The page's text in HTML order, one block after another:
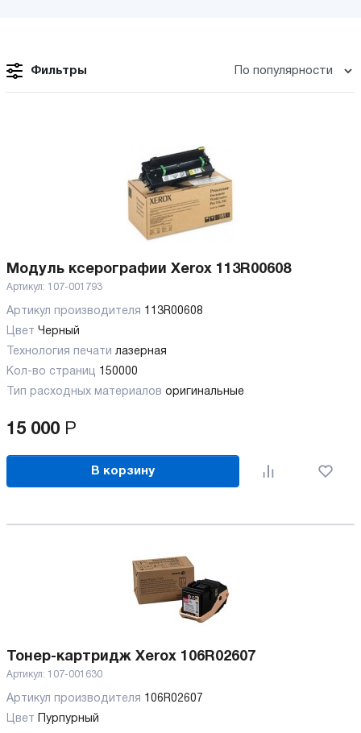
Фильтры
Модуль ксерографии Xerox 113R00608
Артикул: 107-001793
Артикул производителя
113R00608
Цвет Черный
Технология печати лазерная
Кол-во страниц 150000
Тип расходных материалов оригинальные
15 000 Р
В корзину
Тонер-картридж Xerox 106R02607
Артикул: 107-001630
Артикул производителя
106R02607
Цвет
Пурпурный